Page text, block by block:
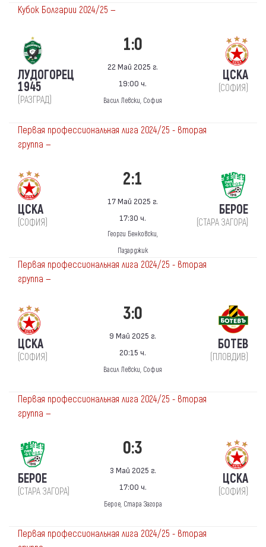
Кубок Болгарии 2024/25 —
ЛУДОГОРЕЦ
1945
(РАЗГРАД)
1:0
22 Май 2025 г.
19:00 ч.
Васил Левски, София
ЦСКА
(СОФИЯ)
Первая профессиональная лига 2024/25 - вторая
группа —
ЦСКА
(СОФИЯ)
2:1
17 Май 2025 г.
17:30 ч.
Георги Бенковски,
Пазарджик
БЕРОЕ
(СТАРА ЗАГОРА)
Первая профессиональная лига 2024/25 - вторая
группа —
ЦСКА
(СОФИЯ)
3:0
9 Май 2025 г.
20:15 ч.
Васил Левски, София
БОТЕВ
(ПЛОВДИВ)
Первая профессиональная лига 2024/25 - вторая
группа —
БЕРОЕ
(СТАРА ЗАГОРА)
0:3
3 Май 2025 г.
17:00 ч.
Берое, Стара Загора
ЦСКА
(СОФИЯ)
Первая профессиональная лига 2024/25 - вторая